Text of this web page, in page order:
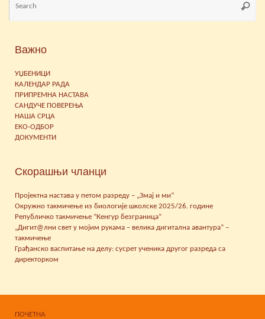
Важно
УЏБЕНИЦИ
КАЛЕНДАР РАДА
ПРИПРЕМНА НАСТАВА
САНДУЧЕ ПОВЕРЕЊА
НАША СРЦА
ЕКО-ОДБОР
ДОКУМЕНТИ
Скорашњи чланци
Пројектна настава у петом разреду – „Змај и ми“
Окружно такмичење из биологије школске 2025/26. године
Републичко такмичење “Кенгур безграница”
„Дигит@лни свет у мојим рукама – велика дигитална авантура” –
такмичење
Грађанско васпитање на делу: сусрет ученика другог разреда са
директорком
ПОЧЕТНА